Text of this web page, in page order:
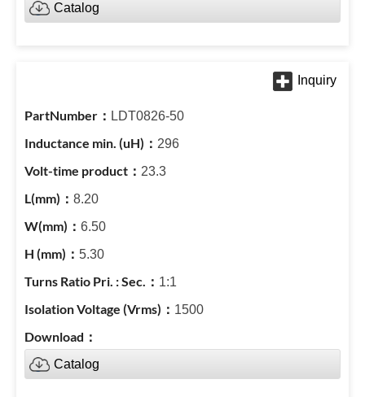
Catalog
LDT0826-50
296
23.3
8.20
6.50
5.30
1:1
1500
Catalog